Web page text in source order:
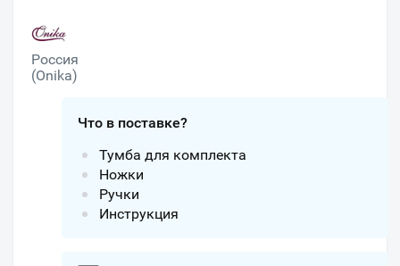
Россия
(Onika)
Что в поставке?
Тумба для комплекта
Ножки
Ручки
Инструкция